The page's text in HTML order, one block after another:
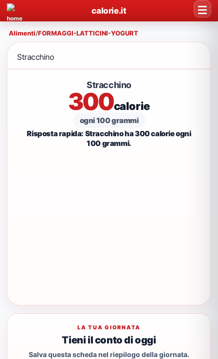
calorie.it
Alimenti/FORMAGGI-LATTICINI-YOGURT
Stracchino
Stracchino
300calorie
ogni 100 grammi
Risposta rapida: Stracchino ha 300 calorie ogni
100 grammi.
LA TUA GIORNATA
Tieni il conto di oggi
Salva questa scheda nel riepilogo della giornata.